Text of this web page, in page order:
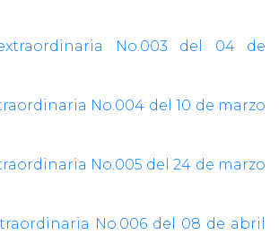
No.003 del 04 de
No.004 del 10 de marzo
No.005 del 24 de marzo
No.006 del 08 de abril